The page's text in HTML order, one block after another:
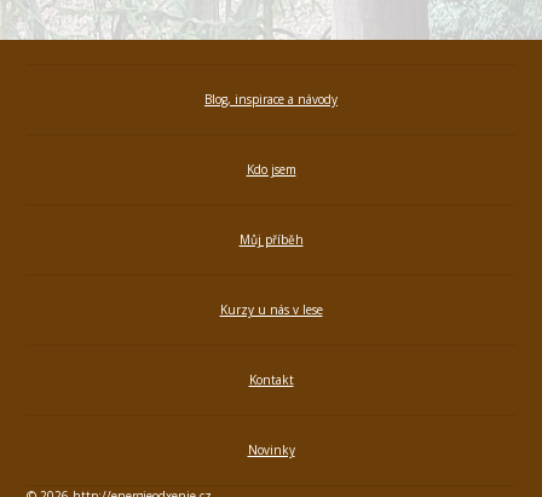
Blog, inspirace a návody
Kdo jsem
Můj příběh
Kurzy u nás v lese
Kontakt
Novinky